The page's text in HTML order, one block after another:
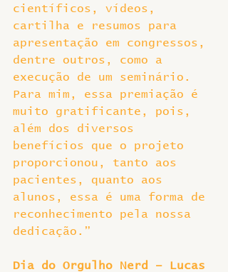
científicos, vídeos,
cartilha e resumos para
apresentação em congressos,
dentre outros, como a
execução de um seminário.
Para mim, essa premiação é
muito gratificante, pois,
além dos diversos
benefícios que o projeto
proporcionou, tanto aos
pacientes, quanto aos
alunos, essa é uma forma de
reconhecimento pela nossa
dedicação.”
Dia do Orgulho Nerd – Lucas